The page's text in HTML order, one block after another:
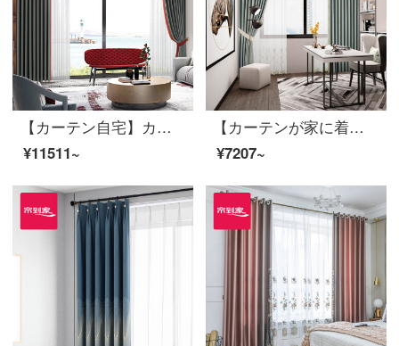
【カーテン自宅】カーテン製品は中国式2020新型綿麻高遮光回転角愛落下窓定型LDC 20 FWC-108 Sフック/カーテンヘッドを含まない(高さ2.6 m以内で変更可能)XLブラインドセット/ダブルオープン(適用窓幅4.1-1.4 m)
¥11511~
【カーテンが家に着く】カーテンの完成品の高い遮光率と純情な歳月の純度の高い金の左右にカーテンをつなぎ合わせます。リビングルームの高精密注文ダウンウィンドウLDC 20 SSB-0301 Sフック/カーテンヘッドをくわえません。Sのカーテンセット/ダブルオープン（適用窓幅2.2-2.6メートル）
¥7207~